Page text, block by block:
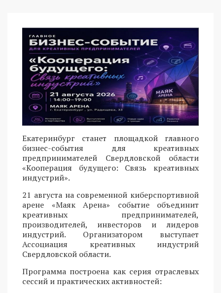
Екатеринбург станет площадкой главного
бизнес-события для креативных
предпринимателей Свердловской области
«Кооперация будущего: Связь креативных
индустрий».
21 августа на современной киберспортивной
арене «Маяк Арена» событие объединит
креативных предпринимателей,
производителей, инвесторов и лидеров
индустрий. Организатором выступает
Ассоциация креативных индустрий
Свердловской области.
Программа построена как серия отраслевых
сессий и практических активностей: